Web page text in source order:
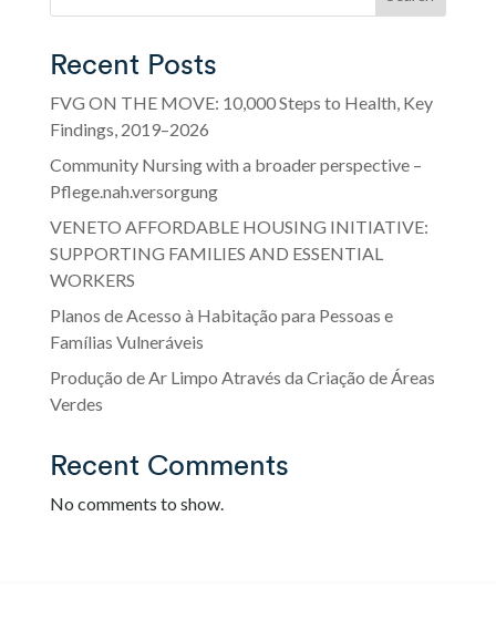
Recent Posts
FVG ON THE MOVE: 10,000 Steps to Health, Key
Findings, 2019–2026
Community Nursing with a broader perspective –
Pflege.nah.versorgung
VENETO AFFORDABLE HOUSING INITIATIVE:
SUPPORTING FAMILIES AND ESSENTIAL
WORKERS
Planos de Acesso à Habitação para Pessoas e
Famílias Vulneráveis
Produção de Ar Limpo Através da Criação de Áreas
Verdes
Recent Comments
No comments to show.